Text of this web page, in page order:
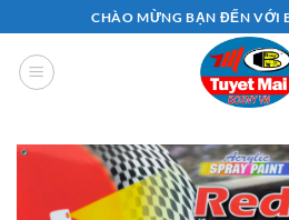
qua
nội
dung
CHÀO MỪNG BẠN ĐẾN VỚI